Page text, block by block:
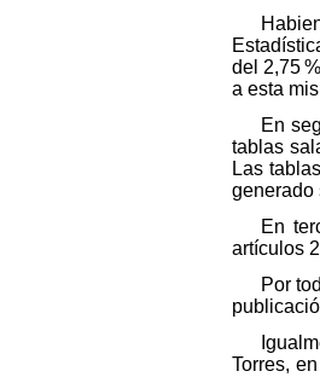
del 2,75
a esta
En
tablas
Las
generado
En
artículos
Por
Torres,